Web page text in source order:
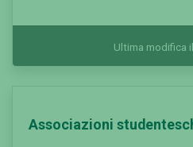
Ultima modifica
Associazioni